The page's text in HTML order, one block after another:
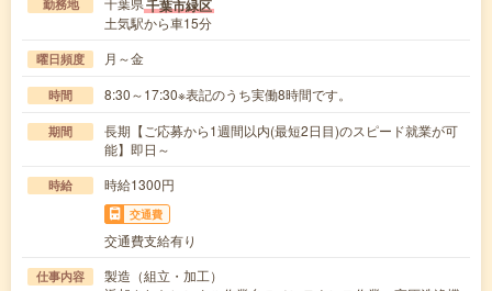
勤務地 千葉市緑区
土気駅から車15分
曜日頻度 月～金
時間 8:30～17:30※表記のうち実働8時間です。
期間
長期【ご応募から1週間以内(最短2日目)のスピード就業が可
能】即日～
時給 時給1300円
交通費
交通費支給有り
仕事内容
製造（組立・加工）